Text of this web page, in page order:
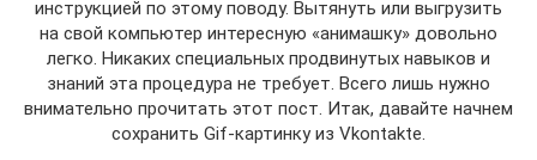
инструкцией по этому поводу. Вытянуть или выгрузить
на свой компьютер интересную «анимашку» довольно
легко. Никаких специальных продвинутых навыков и
знаний эта процедура не требует. Всего лишь нужно
внимательно прочитать этот пост. Итак, давайте начнем
сохранить Gif-картинку из Vkontakte.